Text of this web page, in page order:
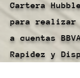
Cartera
para realizar
a cuentas
Rapidez y